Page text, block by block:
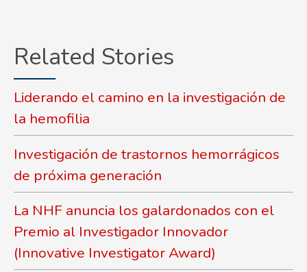
Related Stories
Liderando el camino en la investigación de
la hemofilia
Investigación de trastornos hemorrágicos
de próxima generación
La NHF anuncia los galardonados con el
Premio al Investigador Innovador
(Innovative Investigator Award)